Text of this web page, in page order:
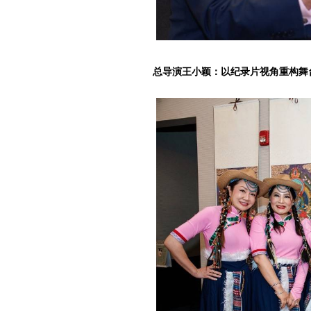
总导演王小颖：以纪录片视角重构舞